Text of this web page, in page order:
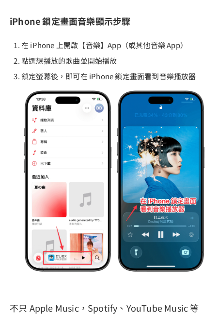
iPhone 鎖定畫面音樂顯示步驟
在 iPhone 上開啟【音樂】App（或其他音樂 App）
點選想播放的歌曲並開始播放
鎖定螢幕後，即可在 iPhone 鎖定畫面看到音樂播放器
不只 Apple Music，Spotify、YouTube Music 等